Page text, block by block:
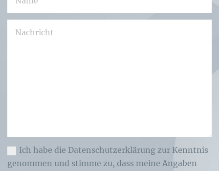
Ich habe die Datenschutzerklärung zur Kenntnis
genommen und stimme zu, dass meine Angaben